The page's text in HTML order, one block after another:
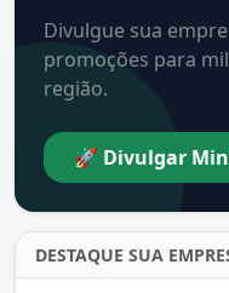
Divulgue sua
promoções para
região.
🚀 Divulgar
DESTAQUE SUA